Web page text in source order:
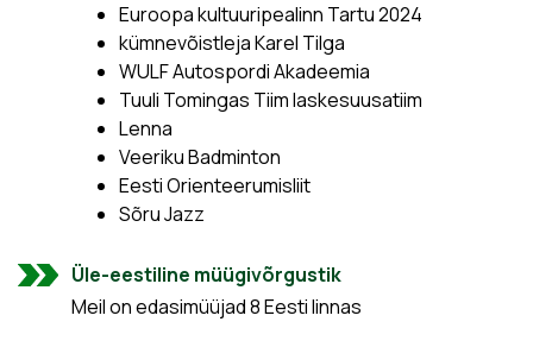
Euroopa kultuuripealinn Tartu 2024
kümnevõistleja Karel Tilga
WULF Autospordi Akadeemia
Tuuli Tomingas Tiim laskesuusatiim
Lenna
Veeriku Badminton
Eesti Orienteerumisliit
Sõru Jazz
Üle-eestiline müügivõrgustik
Meil on edasimüüjad 8 Eesti linnas